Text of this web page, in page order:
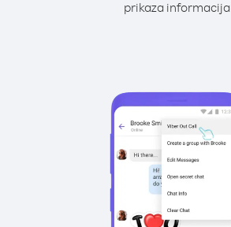
prikaza informacija